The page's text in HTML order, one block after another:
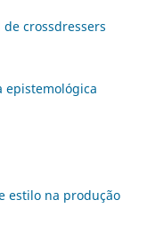
crossdressers
epistemológica
estilo na produção